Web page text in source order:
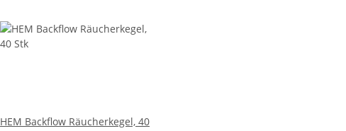
HEM Backflow Räucherkegel, 40